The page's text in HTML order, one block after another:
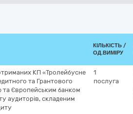
КІЛЬКІСТЬ /
ОД.ВИМІРУ
КП «Тролейбусне
та Грантового
та Європейським банком
аудиторів, складеним
1
послуга